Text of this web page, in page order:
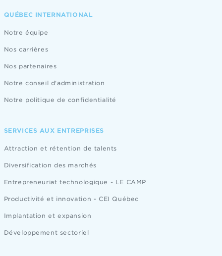
QUÉBEC INTERNATIONAL
Notre équipe
Nos carrières
Nos partenaires
Notre conseil d'administration
Notre politique de confidentialité
SERVICES AUX ENTREPRISES
Attraction et rétention de talents
Diversification des marchés
Entrepreneuriat technologique - LE CAMP
Productivité et innovation - CEI Québec
Implantation et expansion
Développement sectoriel